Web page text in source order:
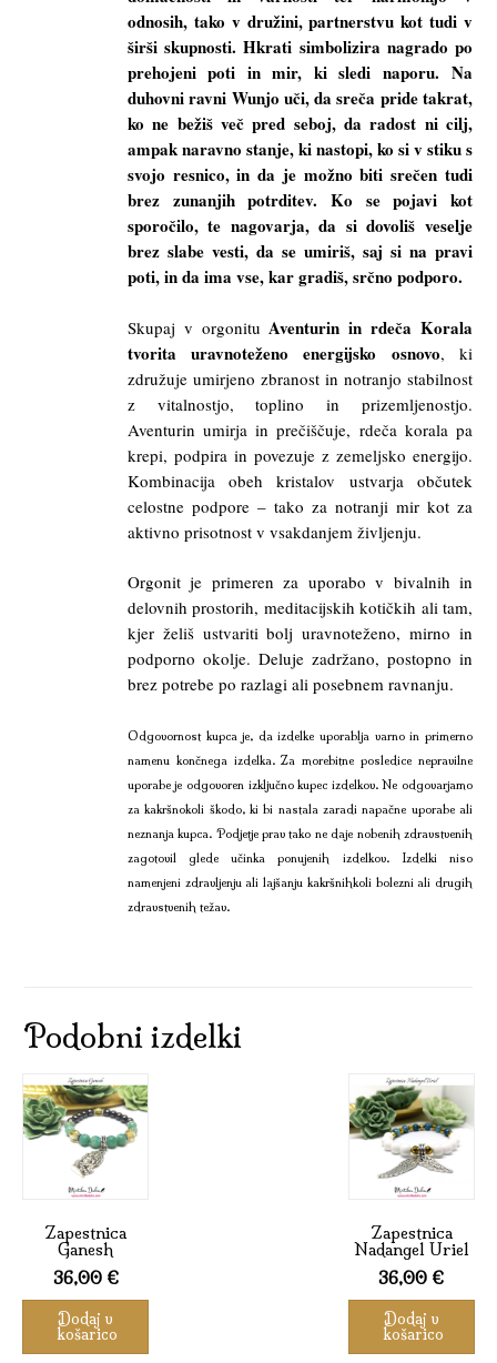
odnosih, tako v družini, partnerstvu kot tudi v
širši skupnosti. Hkrati simbolizira nagrado po
prehojeni poti in mir, ki sledi naporu. Na
duhovni ravni Wunjo uči, da sreča pride takrat,
ko ne bežiš več pred seboj, da radost ni cilj,
ampak naravno stanje, ki nastopi, ko si v stiku s
svojo resnico, in da je možno biti srečen tudi
brez zunanjih potrditev. Ko se pojavi kot
sporočilo, te nagovarja, da si dovoliš veselje
brez slabe vesti, da se umiriš, saj si na pravi
poti, in da ima vse, kar gradiš, srčno podporo.
Skupaj v orgonitu Aventurin in rdeča Korala
tvorita uravnoteženo energijsko osnovo, ki
združuje umirjeno zbranost in notranjo stabilnost
z vitalnostjo, toplino in prizemljenostjo.
Aventurin umirja in prečiščuje, rdeča korala pa
krepi, podpira in povezuje z zemeljsko energijo.
Kombinacija obeh kristalov ustvarja občutek
celostne podpore – tako za notranji mir kot za
aktivno prisotnost v vsakdanjem življenju.
Orgonit je primeren za uporabo v bivalnih in
delovnih prostorih, meditacijskih kotičkih ali tam,
kjer želiš ustvariti bolj uravnoteženo, mirno in
podporno okolje. Deluje zadržano, postopno in
brez potrebe po razlagi ali posebnem ravnanju.
Odgovornost kupca je, da izdelke uporablja varno in primerno
namenu končnega izdelka. Za morebitne posledice nepravilne
uporabe je odgovoren izključno kupec izdelkov. Ne odgovarjamo
za kakršnokoli škodo, ki bi nastala zaradi napačne uporabe ali
neznanja kupca. Podjetje prav tako ne daje nobenih zdravstvenih
zagotovil glede učinka ponujenih izdelkov. Izdelki niso
namenjeni zdravljenju ali lajšanju kakršnihkoli bolezni ali drugih
zdravstvenih težav.
Podobni izdelki
Zapestnica
Ganesh
36,00 €
Dodaj v
košarico
Zapestnica
Nadangel Uriel
36,00 €
Dodaj v
košarico